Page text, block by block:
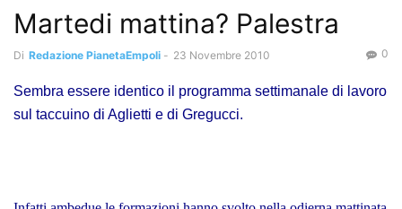
Martedi mattina? Palestra
Di Redazione PianetaEmpoli - 23 Novembre 2010 0
Sembra essere identico il programma settimanale di lavoro
sul taccuino di Aglietti e di Gregucci.